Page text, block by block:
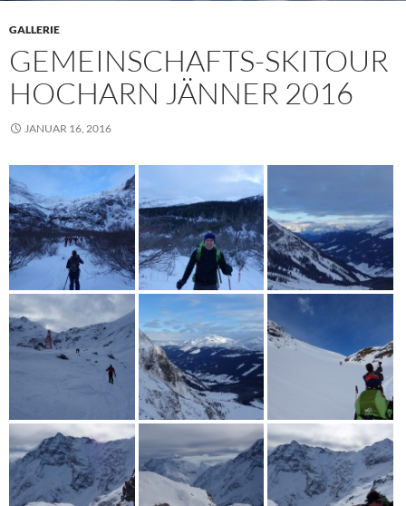
GALLERIE
GEMEINSCHAFTS-SKITOUR
HOCHARN JÄNNER 2016
JANUAR 16, 2016